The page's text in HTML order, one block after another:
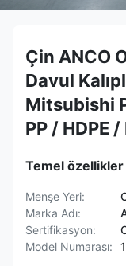
Çin ANCO
Davul
Mitsubishi
PP / HDPE
Temel özellikler
Menşe Yeri:
Marka Adı:
Sertifikasyon:
Model Numarası: